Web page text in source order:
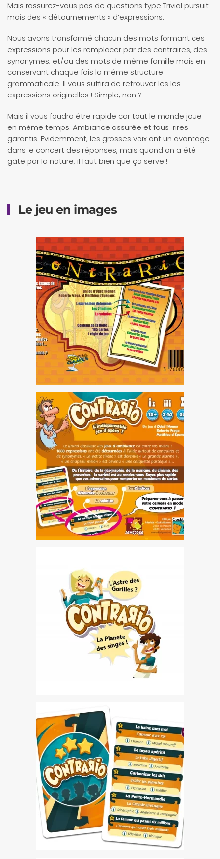
Mais rassurez-vous pas de questions type Trivial pursuit
mais des « détournements » d’expressions.
Nous avons transformé chacun des mots formant ces
expressions pour les remplacer par des contraires, des
synonymes, et/ou des mots de même famille mais en
conservant chaque fois la même structure
grammaticale. Il vous suffira de retrouver les les
expressions originelles ! Simple, non ?
Mais il vous faudra être rapide car tout le monde joue
en même temps. Ambiance assurée et fous-rires
garantis. Evidemment, les grosses voix ont un avantage
dans le concert des réponses, mais quand on a été
gâté par la nature, il faut bien que ça serve !
Le jeu en images